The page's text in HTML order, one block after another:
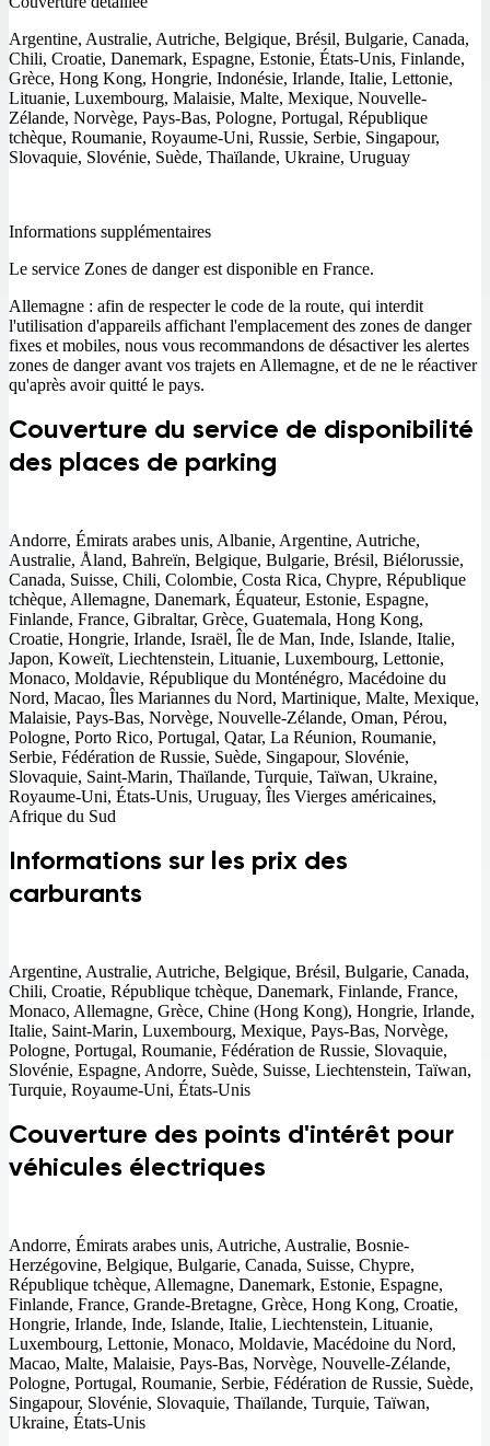
Argentine, Australie, Autriche, Belgique, Brésil, Bulgarie, Canada,
Chili, Croatie, Danemark, Espagne, Estonie, États-Unis, Finlande,
Grèce, Hong Kong, Hongrie, Indonésie, Irlande, Italie, Lettonie,
Lituanie, Luxembourg, Malaisie, Malte, Mexique, Nouvelle-
Zélande, Norvège, Pays-Bas, Pologne, Portugal, République
tchèque, Roumanie, Royaume-Uni, Russie, Serbie, Singapour,
Slovaquie, Slovénie, Suède, Thaïlande, Ukraine, Uruguay
Informations supplémentaires
Le service Zones de danger est disponible en France.
Allemagne : afin de respecter le code de la route, qui interdit
l'utilisation d'appareils affichant l'emplacement des zones de danger
fixes et mobiles, nous vous recommandons de désactiver les alertes
zones de danger avant vos trajets en Allemagne, et de ne le réactiver
qu'après avoir quitté le pays.
Couverture du service de disponibilité
des places de parking
Andorre, Émirats arabes unis, Albanie, Argentine, Autriche,
Australie, Åland, Bahreïn, Belgique, Bulgarie, Brésil, Biélorussie,
Canada, Suisse, Chili, Colombie, Costa Rica, Chypre, République
tchèque, Allemagne, Danemark, Équateur, Estonie, Espagne,
Finlande, France, Gibraltar, Grèce, Guatemala, Hong Kong,
Croatie, Hongrie, Irlande, Israël, Île de Man, Inde, Islande, Italie,
Japon, Koweït, Liechtenstein, Lituanie, Luxembourg, Lettonie,
Monaco, Moldavie, République du Monténégro, Macédoine du
Nord, Macao, Îles Mariannes du Nord, Martinique, Malte, Mexique,
Malaisie, Pays-Bas, Norvège, Nouvelle-Zélande, Oman, Pérou,
Pologne, Porto Rico, Portugal, Qatar, La Réunion, Roumanie,
Serbie, Fédération de Russie, Suède, Singapour, Slovénie,
Slovaquie, Saint-Marin, Thaïlande, Turquie, Taïwan, Ukraine,
Royaume-Uni, États-Unis, Uruguay, Îles Vierges américaines,
Afrique du Sud
Informations sur les prix des
carburants
Argentine, Australie, Autriche, Belgique, Brésil, Bulgarie, Canada,
Chili, Croatie, République tchèque, Danemark, Finlande, France,
Monaco, Allemagne, Grèce, Chine (Hong Kong), Hongrie, Irlande,
Italie, Saint-Marin, Luxembourg, Mexique, Pays-Bas, Norvège,
Pologne, Portugal, Roumanie, Fédération de Russie, Slovaquie,
Slovénie, Espagne, Andorre, Suède, Suisse, Liechtenstein, Taïwan,
Turquie, Royaume-Uni, États-Unis
Couverture des points d'intérêt pour
véhicules électriques
Andorre, Émirats arabes unis, Autriche, Australie, Bosnie-
Herzégovine, Belgique, Bulgarie, Canada, Suisse, Chypre,
République tchèque, Allemagne, Danemark, Estonie, Espagne,
Finlande, France, Grande-Bretagne, Grèce, Hong Kong, Croatie,
Hongrie, Irlande, Inde, Islande, Italie, Liechtenstein, Lituanie,
Luxembourg, Lettonie, Monaco, Moldavie, Macédoine du Nord,
Macao, Malte, Malaisie, Pays-Bas, Norvège, Nouvelle-Zélande,
Pologne, Portugal, Roumanie, Serbie, Fédération de Russie, Suède,
Singapour, Slovénie, Slovaquie, Thaïlande, Turquie, Taïwan,
Ukraine, États-Unis